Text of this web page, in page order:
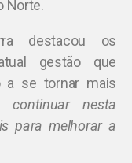
Norte.
destacou os
gestão que
a se tornar mais
continuar nesta
para melhorar a